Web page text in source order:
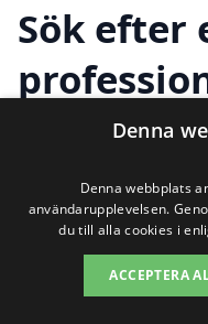
Sök efter
städer
Denna
Denna webbplats
användarupplevelsen.
du till alla cookies i
ACCEPTERA